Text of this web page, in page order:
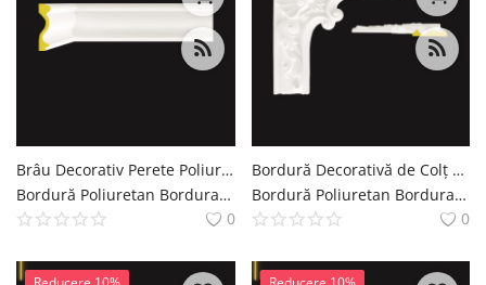
Brâu Decorativ Perete Poliuretan Neted P2002 15 cm
Bordură Poliuretan Bordura Brau Decoratiuni Casa polure
0
Bordură Decorativă de Colț din Poliuretan 46x46 cm
Bordură Poliuretan Bordura Brau Decoratiuni Casa polure
0